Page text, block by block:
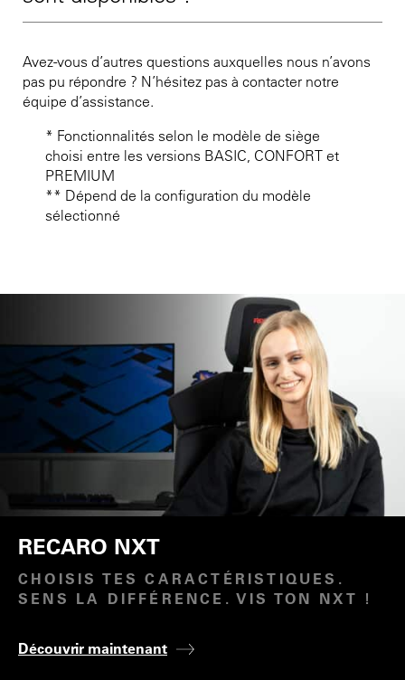
Avez-vous d’autres questions auxquelles nous n’avons
pas pu répondre ? N’hésitez pas à contacter notre
équipe d’assistance.
* Fonctionnalités selon le modèle de siège
choisi entre les versions BASIC, CONFORT et
PREMIUM
** Dépend de la configuration du modèle
sélectionné
RECARO NXT
CHOISIS TES CARACTÉRISTIQUES.
SENS LA DIFFÉRENCE. VIS TON NXT !
Découvrir maintenant